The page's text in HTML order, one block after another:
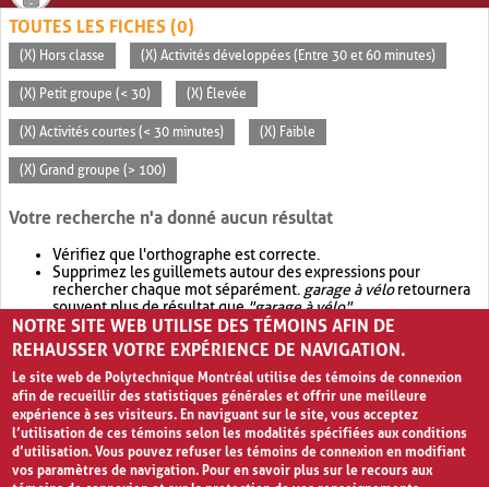
TOUTES LES FICHES (0)
(X) Hors classe (X) Activités développées (Entre 30 et 60 minutes)
(X) Petit groupe (< 30) (X) Élevée
(X) Activités courtes (< 30 minutes) (X) Faible
(X) Grand groupe (> 100)
Votre recherche n'a donné aucun résultat
Vérifiez que l'orthographe est correcte.
Supprimez les guillemets autour des expressions pour
rechercher chaque mot séparément. garage à véloretournera
souvent plus de résultat que"garage à vélo".
Envisagez d'élargir votre recherche avec OR.garage OR vélo
retournera souvent plus de résultat quegarage à vélo
NOTRE SITE WEB UTILISE DES TÉMOINS AFIN DE
REHAUSSER VOTRE EXPÉRIENCE DE NAVIGATION.
Le site web de Polytechnique Montréal utilise des témoins de connexion
afin de recueillir des statistiques générales et offrir une meilleure
expérience à ses visiteurs. En naviguant sur le site, vous acceptez
l’utilisation de ces témoins selon les modalités spécifiées aux conditions
d’utilisation. Vous pouvez refuser les témoins de connexion en modifiant
vos paramètres de navigation. Pour en savoir plus sur le recours aux